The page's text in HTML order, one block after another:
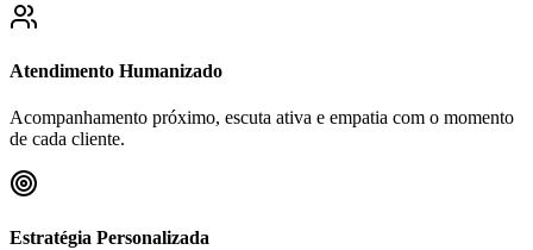
Atendimento Humanizado
Acompanhamento próximo, escuta ativa e empatia com o momento
de cada cliente.
Estratégia Personalizada